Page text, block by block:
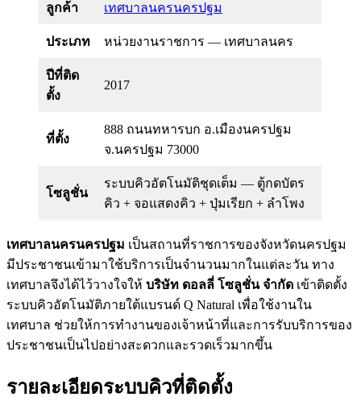
ลูกค้า เทศบาลนครนครปฐม
ประเภท หน่วยงานราชการ — เทศบาลนคร
ปีที่ติด
ตั้ง
2017
ที่ตั้ง
888 ถนนทหารบก อ.เมืองนครปฐม
จ.นครปฐม 73000
โซลูชั่น
ระบบคิวอัตโนมัติชุดเต็ม — ตู้กดบัตร
คิว + จอแสดงคิว + ปุ่มเรียก + ลำโพง
เทศบาลนครนครปฐม เป็นสถานที่ราชการของจังหวัดนครปฐม
มีประชาชนเข้ามาใช้บริการเป็นจำนวนมากในแต่ละวัน ทาง
เทศบาลจึงได้ไว้วางใจให้ บริษัท ดอลลี่ โซลูชั่น จำกัด เข้าติดตั้ง
ระบบคิวอัตโนมัติภายใต้แบรนด์ Q Natural เพื่อใช้งานใน
เทศบาล ช่วยให้การทำงานของเจ้าหน้าที่และการรับบริการของ
ประชาชนเป็นไปอย่างสะดวกและรวดเร็วมากขึ้น
รายละเอียดระบบคิวที่ติดตั้ง